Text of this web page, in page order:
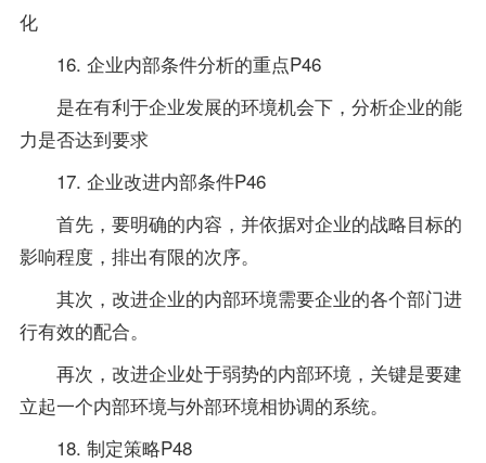
化
16. 企业内部条件分析的重点P46
是在有利于企业发展的环境机会下，分析企业的能
力是否达到要求
17. 企业改进内部条件P46
首先，要明确的内容，并依据对企业的战略目标的
影响程度，排出有限的次序。
其次，改进企业的内部环境需要企业的各个部门进
行有效的配合。
再次，改进企业处于弱势的内部环境，关键是要建
立起一个内部环境与外部环境相协调的系统。
18. 制定策略P48